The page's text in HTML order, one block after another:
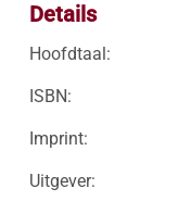
Details
Hoofdtaal:
ISBN:
Imprint:
Uitgever: